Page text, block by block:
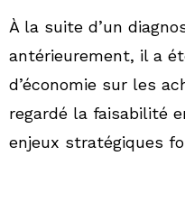
À la suite d’un
antérieurement, il a
d’économie sur les
regardé la faisabilité
enjeux stratégiques